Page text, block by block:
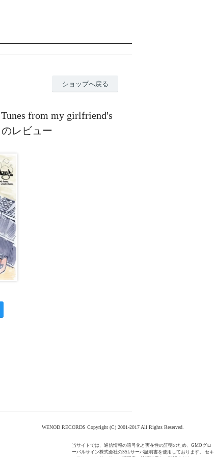
ショップへ戻る
from my girlfriend's
レビュー
WENOD RECORDS Copyright (C) 2001-2017 All Rights Reserved.
当サイトでは、通信情報の暗号化と実在性の証明のため、GMOグロ
ーバルサイン株式会社のSSLサーバ証明書を使用しております。 セキ